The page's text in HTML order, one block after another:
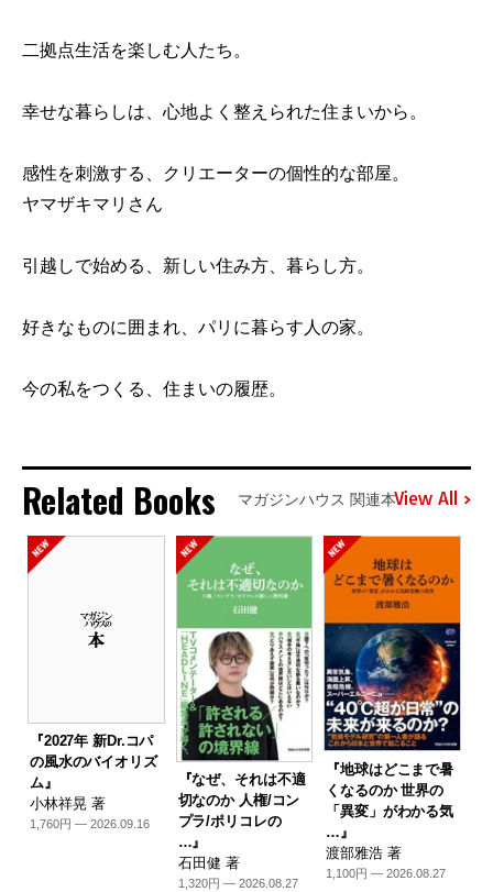
二拠点生活を楽しむ人たち。
幸せな暮らしは、心地よく整えられた住まいから。
感性を刺激する、クリエーターの個性的な部屋。
ヤマザキマリさん
引越しで始める、新しい住み方、暮らし方。
好きなものに囲まれ、パリに暮らす人の家。
今の私をつくる、住まいの履歴。
Related Books マガジンハウス 関連本View All
『2027年 新Dr.コパ
の風水のバイオリズ
ム』
小林祥晃 著
1,760円 — 2026.09.16
『なぜ、それは不適
切なのか 人権/コン
プラ/ポリコレの
…』
石田健 著
1,320円 — 2026.08.27
『地球はどこまで暑
くなるのか 世界の
「異変」がわかる気
…』
渡部雅浩 著
1,100円 — 2026.08.27